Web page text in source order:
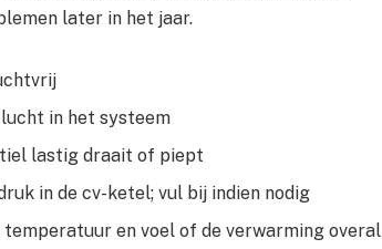
later in het jaar.
in het systeem
lastig draait of piept
in de cv-ketel; vul bij indien nodig
en voel of de verwarming overal